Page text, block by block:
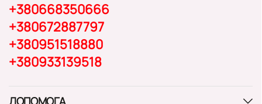
+380668350666
+380672887797
+380951518880
+380933139518